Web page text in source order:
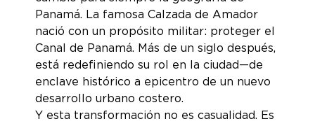
Panamá. La famosa Calzada de Amador
nació con un propósito militar: proteger el
Canal de Panamá. Más de un siglo después,
está redefiniendo su rol en la ciudad—de
enclave histórico a epicentro de un nuevo
desarrollo urbano costero.
Y esta transformación no es casualidad. Es